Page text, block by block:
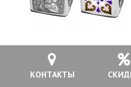
КОНТАКТЫ
Бусина православная